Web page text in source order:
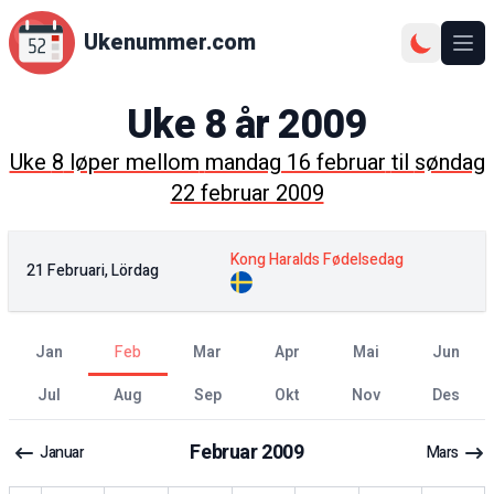
Ukenummer.com
Uke8år2009
Uke8løper mellommandag 16 februartilsøndag
22 februar 2009
21 Februari, Lördag Kong Haralds Fødelsedag
jan feb mar apr mai
jun
jul
aug sep okt nov des
Januar Februar2009 Mars